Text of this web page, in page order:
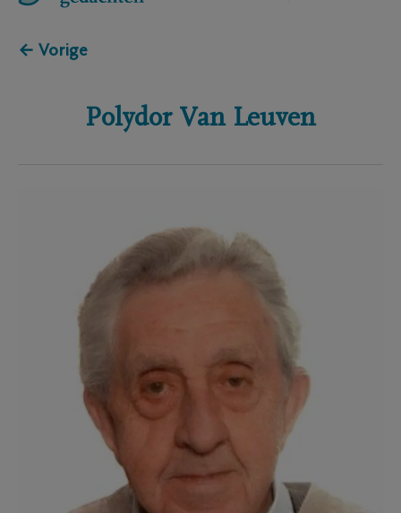
← Vorige
Polydor Van Leuven